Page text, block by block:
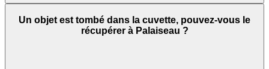
Un objet est tombé dans la cuvette, pouvez-vous le
récupérer à Palaiseau ?